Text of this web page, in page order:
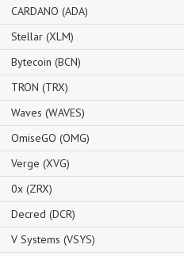
CARDANO (ADA)
Stellar (XLM)
Bytecoin (BCN)
TRON (TRX)
Waves (WAVES)
OmiseGO (OMG)
Verge (XVG)
0x (ZRX)
Decred (DCR)
V Systems (VSYS)